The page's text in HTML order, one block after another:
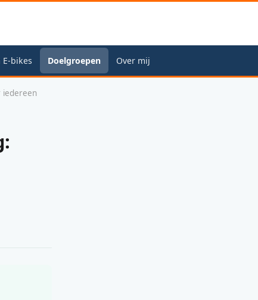
E-bikes Doelgroepen Over mij
iedereen